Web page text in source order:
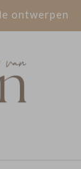
ontwerpen